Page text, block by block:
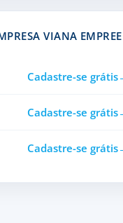
VIANA
Cadastre-se grátis
Cadastre-se grátis
Cadastre-se grátis